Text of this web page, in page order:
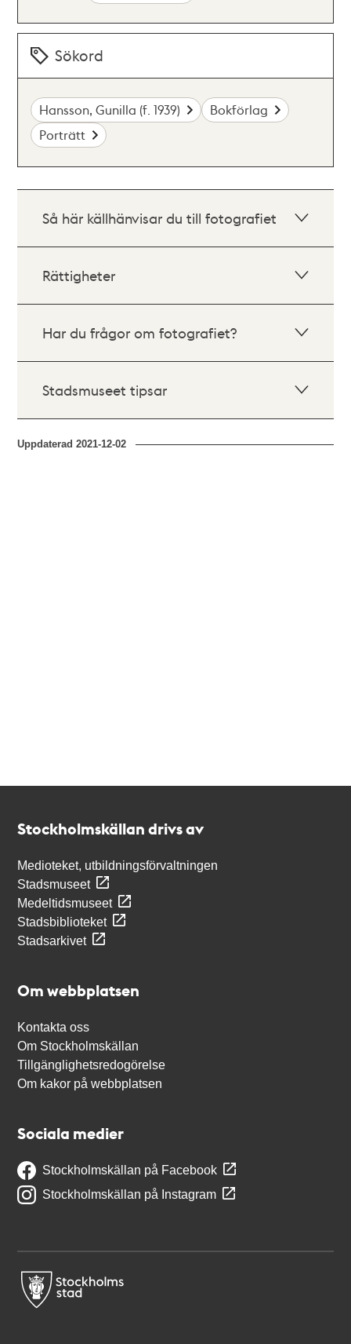
Sökord
Hansson, Gunilla (f. 1939)
Bokförlag
Porträtt
Så här källhänvisar du till fotografiet
Rättigheter
Har du frågor om fotografiet?
Stadsmuseet tipsar
Uppdaterad2021-12-02
Stockholmskällan drivs av
Medioteket, utbildningsförvaltningen
Stadsmuseet
Medeltidsmuseet
Stadsbiblioteket
Stadsarkivet
Om webbplatsen
Kontakta oss
Om Stockholmskällan
Tillgänglighetsredogörelse
Om kakor på webbplatsen
Sociala medier
Stockholmskällan på Facebook
Stockholmskällan på Instagram